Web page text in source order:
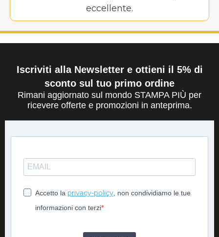
eccellente.
Iscriviti alla Newsletter e ottieni il 5% di
sconto sul tuo primo ordine
Rimani aggiornato sul mondo STAMPA PIÙ per
ricevere offerte e promozioni in anteprima.
Accetto la privacy-policy , non condividiamo le tue
informazioni con terzi